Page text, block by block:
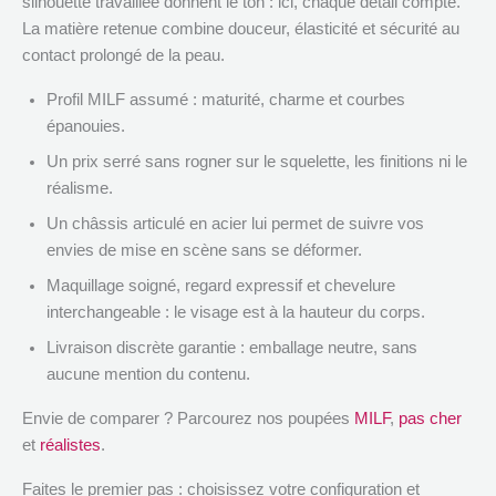
La matière retenue combine douceur, élasticité et sécurité au
contact prolongé de la peau.
Profil MILF assumé : maturité, charme et courbes
épanouies.
Un prix serré sans rogner sur le squelette, les finitions ni le
réalisme.
Un châssis articulé en acier lui permet de suivre vos
envies de mise en scène sans se déformer.
Maquillage soigné, regard expressif et chevelure
interchangeable : le visage est à la hauteur du corps.
Livraison discrète garantie : emballage neutre, sans
aucune mention du contenu.
Envie de comparer ? Parcourez nos poupées MILF, pas cher
et réalistes.
Faites le premier pas : choisissez votre configuration et